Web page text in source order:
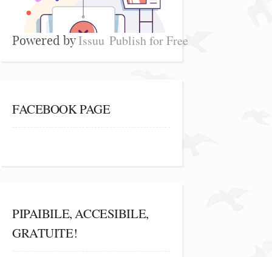
Powered byIssuu Publish for Free
FACEBOOK PAGE
PIPAIBILE, ACCESIBILE,
GRATUITE!